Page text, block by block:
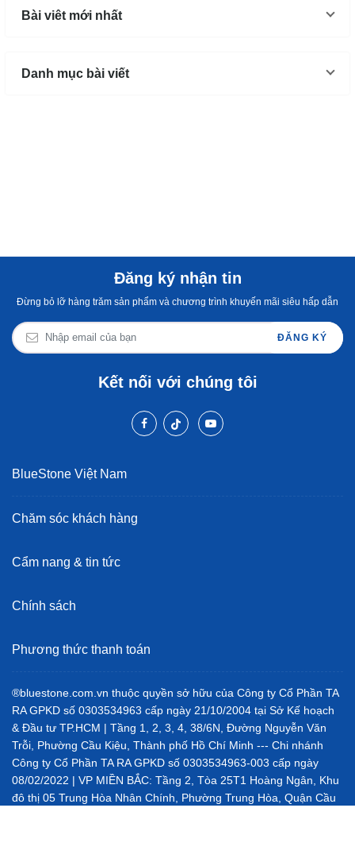
Bài viêt mới nhất
Danh mục bài viết
Đăng ký nhận tin
Đừng bỏ lỡ hàng trăm sản phẩm và chương trình khuyến mãi siêu hấp dẫn
ĐĂNG KÝ
Kết nối với chúng tôi
BlueStone Việt Nam
Chăm sóc khách hàng
Cẩm nang & tin tức
Chính sách
Phương thức thanh toán
®bluestone.com.vn thuộc quyền sở hữu của Công ty Cổ Phần TA
RA GPKD số 0303534963 cấp ngày 21/10/2004 tại Sở Kế hoạch
& Đầu tư TP.HCM | Tầng 1, 2, 3, 4, 38/6N, Đường Nguyễn Văn
Trỗi, Phường Cầu Kiệu, Thành phố Hồ Chí Minh --- Chi nhánh
Công ty Cổ Phần TA RA GPKD số 0303534963-003 cấp ngày
08/02/2022 | VP MIỀN BẮC: Tầng 2, Tòa 25T1 Hoàng Ngân, Khu
đô thị 05 Trung Hòa Nhân Chính, Phường Trung Hòa, Quận Cầu